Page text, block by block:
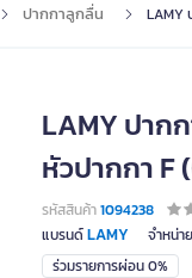
ปากกาลูกลื่น LAMY
LAMY ปาก
หัวปากกา F
รหัสสินค้า1094238
แบรนด์LAMY จำหน่า
ร่วมรายการผ่อน 0%